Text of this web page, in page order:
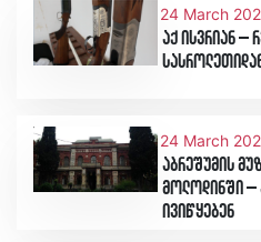
24 March
აქ ისვრიან –
24 March
აბრეშუმის
მოლოდინში –
ივიწყებენ